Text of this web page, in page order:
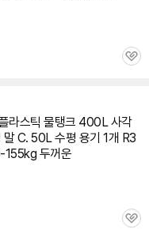
관
라스틱 물탱크 400L 사각
C. 50L 수평 용기 1개 R3
두꺼운
관